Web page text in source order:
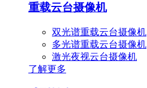
重载云台摄像机
双光谱重载云台摄像机
多光谱重载云台摄像机
激光夜视云台摄像机
了解更多